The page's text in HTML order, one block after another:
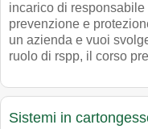
incarico di
prevenzione e
un azienda e vuoi
ruolo di rspp, il corso
Sistemi in